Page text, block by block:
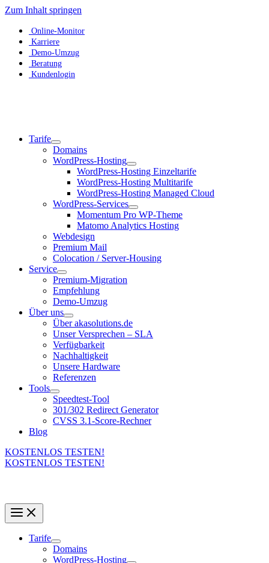
Zum Inhalt springen
Online-Monitor
Karriere
Demo-Umzug
Beratung
Kundenlogin
Tarife
Domains
WordPress-Hosting
WordPress-Hosting Einzeltarife
WordPress-Hosting Multitarife
WordPress-Hosting Managed Cloud
WordPress-Services
Momentum Pro WP-Theme
Matomo Analytics Hosting
Webdesign
Premium Mail
Colocation / Server-Housing
Service
Premium-Migration
Empfehlung
Demo-Umzug
Über uns
Über akasolutions.de
Unser Versprechen – SLA
Verfügbarkeit
Nachhaltigkeit
Unsere Hardware
Referenzen
Tools
Speedtest-Tool
301/302 Redirect Generator
CVSS 3.1-Score-Rechner
Blog
KOSTENLOS TESTEN!
KOSTENLOS TESTEN!
Tarife
Domains
WordPress-Hosting